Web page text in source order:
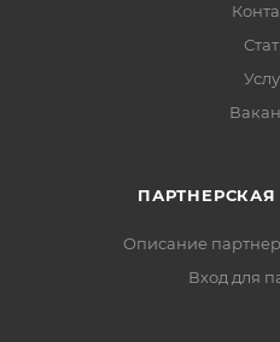
Описание
Вход для